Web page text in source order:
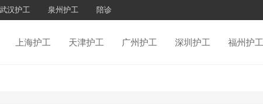
武汉护工 泉州护工 陪诊
上海护工 天津护工 广州护工 深圳护工 福州护工